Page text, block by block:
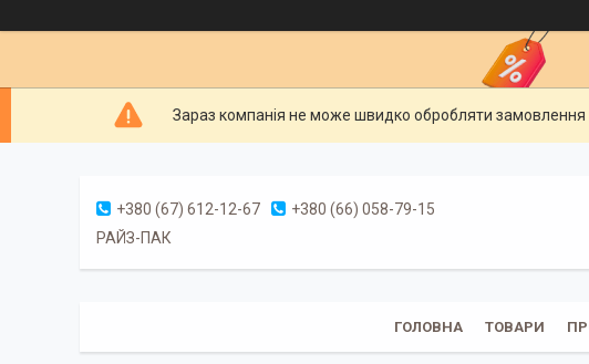
Зараз компанія не може швидко обробляти
+380 (67) 612-12-67
+380 (66) 058-79-15
РАЙЗ-ПАК
ГОЛОВНА ТОВАРИ